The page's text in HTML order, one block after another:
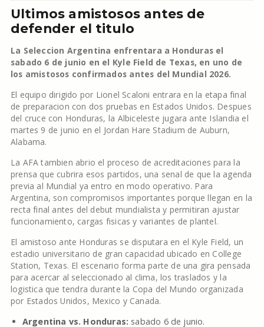
Ultimos amistosos antes de
defender el titulo
La Seleccion Argentina enfrentara a Honduras el
sabado 6 de junio en el Kyle Field de Texas, en uno de
los amistosos confirmados antes del Mundial 2026.
El equipo dirigido por Lionel Scaloni entrara en la etapa final
de preparacion con dos pruebas en Estados Unidos. Despues
del cruce con Honduras, la Albiceleste jugara ante Islandia el
martes 9 de junio en el Jordan Hare Stadium de Auburn,
Alabama.
La AFA tambien abrio el proceso de acreditaciones para la
prensa que cubrira esos partidos, una senal de que la agenda
previa al Mundial ya entro en modo operativo. Para
Argentina, son compromisos importantes porque llegan en la
recta final antes del debut mundialista y permitiran ajustar
funcionamiento, cargas fisicas y variantes de plantel.
El amistoso ante Honduras se disputara en el Kyle Field, un
estadio universitario de gran capacidad ubicado en College
Station, Texas. El escenario forma parte de una gira pensada
para acercar al seleccionado al clima, los traslados y la
logistica que tendra durante la Copa del Mundo organizada
por Estados Unidos, Mexico y Canada.
Argentina vs. Honduras: sabado 6 de junio.